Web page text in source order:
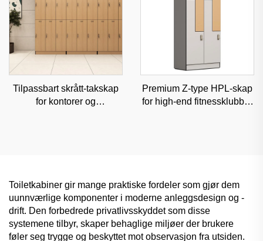
Tilpassbart skrått-takskap
for kontorer og
Premium Z-type HPL-skap
for high-end fitnessklubber
Toiletkabiner gir mange praktiske fordeler som gjør dem
uunnværlige komponenter i moderne anleggsdesign og -
drift. Den forbedrede privatlivsskyddet som disse
systemene tilbyr, skaper behaglige miljøer der brukere
føler seg trygge og beskyttet mot observasjon fra utsiden.